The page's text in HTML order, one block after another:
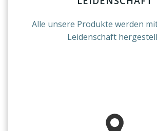
Alle unsere Produkte werden
Leidenschaft